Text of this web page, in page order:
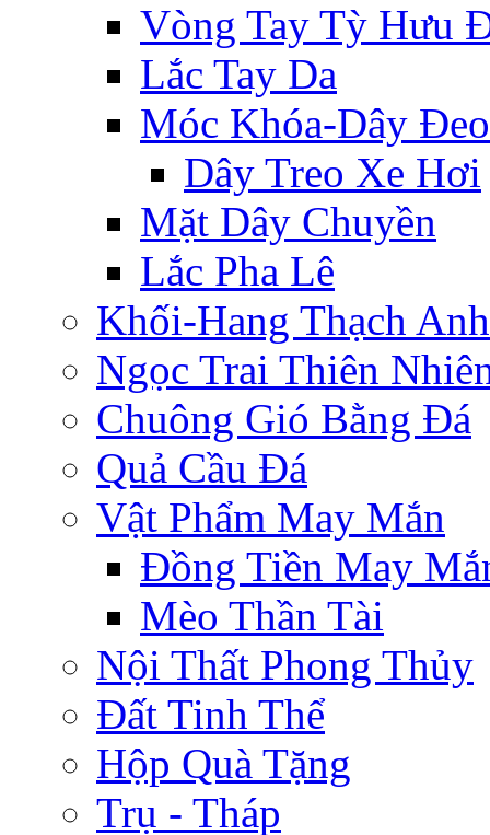
Vòng Tay Tỳ Hưu
Lắc Tay Da
Móc Khóa-Dây Đeo
Dây Treo Xe Hơi
Mặt Dây Chuyền
Lắc Pha Lê
Khối-Hang Thạch Anh
Ngọc Trai Thiên
Chuông Gió Bằng Đá
Quả Cầu Đá
Vật Phẩm May Mắn
Đồng Tiền May
Mèo Thần Tài
Nội Thất Phong Thủy
Đất Tinh Thể
Hộp Quà Tặng
Trụ - Tháp